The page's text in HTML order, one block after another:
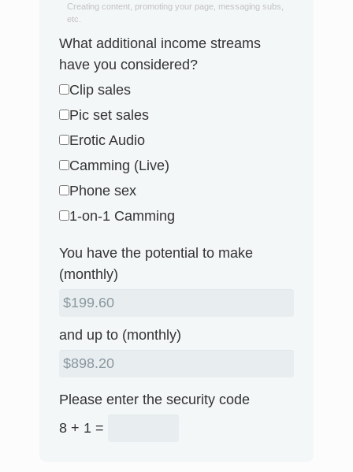
Creating content, promoting your page, messaging subs,
etc.
What additional income streams
have you considered?
Clip sales
Pic set sales
Erotic Audio
Camming (Live)
Phone sex
1-on-1 Camming
You have the potential to make
(monthly)
and up to (monthly)
Please enter the security code
8 + 1 =